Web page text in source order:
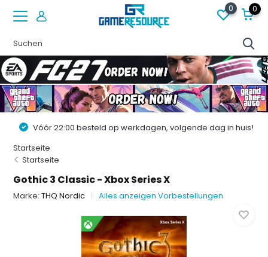
0 0
Vóór 22:00 besteld op werkdagen, volgende dag in huis!
Startseite
Startseite
Gothic 3 Classic - Xbox Series X
Marke:THQ Nordic Alles anzeigen Vorbestellungen